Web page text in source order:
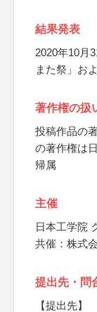
結果発表
2020年10月
また祭」お
著作権の扱
投稿作品の
の著作権は
帰属
主催
日本工学院
共催：株式
提出先・問
【提出先】